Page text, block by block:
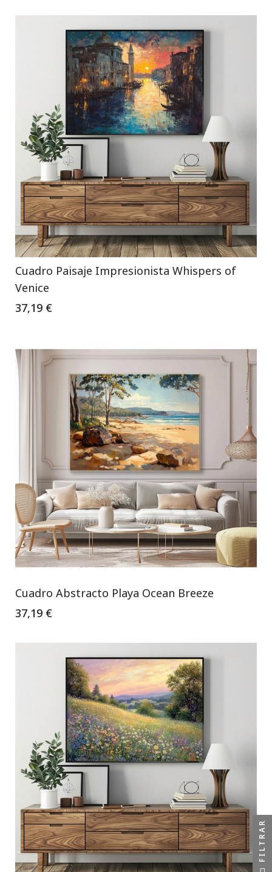
Cuadro Paisaje Impresionista Whispers of
Venice
37,19 €
Cuadro Abstracto Playa Ocean Breeze
37,19 €
FILTRAR